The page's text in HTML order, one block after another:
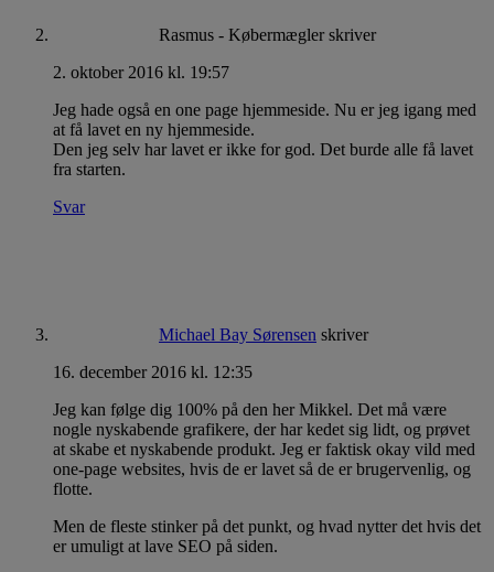
Rasmus - Købermægler skriver
2. oktober 2016 kl. 19:57
Jeg hade også en one page hjemmeside. Nu er jeg igang med
at få lavet en ny hjemmeside.
Den jeg selv har lavet er ikke for god. Det burde alle få lavet
fra starten.
Svar
Michael Bay Sørensen skriver
16. december 2016 kl. 12:35
Jeg kan følge dig 100% på den her Mikkel. Det må være
nogle nyskabende grafikere, der har kedet sig lidt, og prøvet
at skabe et nyskabende produkt. Jeg er faktisk okay vild med
one-page websites, hvis de er lavet så de er brugervenlig, og
flotte.
Men de fleste stinker på det punkt, og hvad nytter det hvis det
er umuligt at lave SEO på siden.